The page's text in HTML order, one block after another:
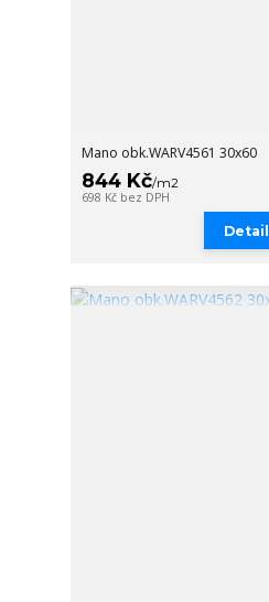
Mano obk.WARV4561 30x60
844 Kč/m2
698 Kč bez DPH
Detail